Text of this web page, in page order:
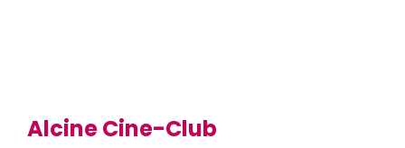
Alcine Cine-Club